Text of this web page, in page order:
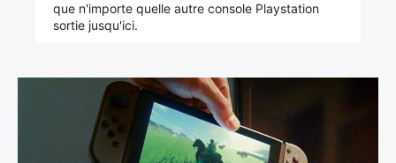
que n'importe quelle autre console Playstation
sortie jusqu'ici.